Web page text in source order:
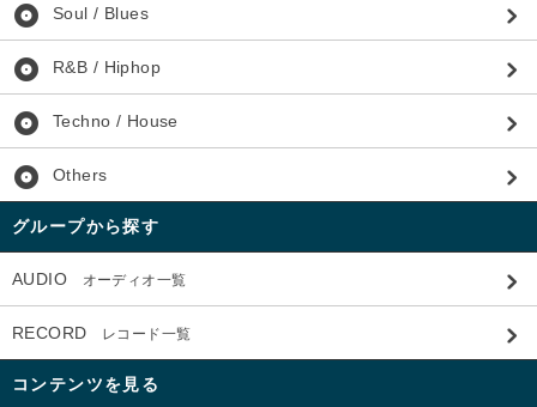
album Soul / Blues
album R&B / Hiphop
album Techno / House
album Others
グループから探す
AUDIO オーディオ一覧
RECORD レコード一覧
コンテンツを見る